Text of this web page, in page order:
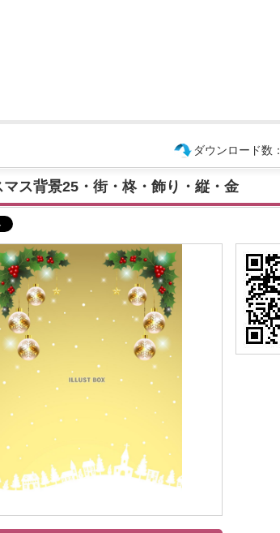
ダウンロード数：
マス背景25・街・柊・飾り・縦・金